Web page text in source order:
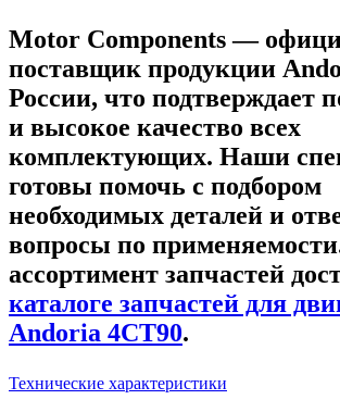
Motor Components —
поставщик продукции
России, что подтверждает
и высокое качество всех
комплектующих. Наши
готовы помочь с подбором
необходимых деталей и
вопросы по
ассортимент запчастей
каталоге запчастей для
Andoria 4CT90.
Технические характеристики